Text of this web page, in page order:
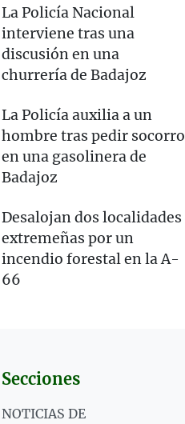
La Policía Nacional
interviene tras una
discusión en una
churrería de Badajoz
La Policía auxilia a un
hombre tras pedir socorro
en una gasolinera de
Badajoz
Desalojan dos localidades
extremeñas por un
incendio forestal en la A-
66
Secciones
NOTICIAS DE